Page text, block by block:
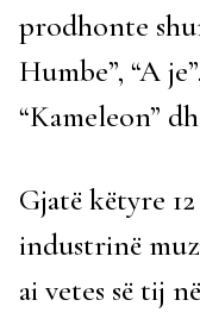
prodhonte
Humbe”, “A
“Kameleon”
Gjatë këtyre
industrinë
ai vetes së tij